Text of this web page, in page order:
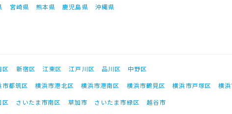
宮崎県 熊本県 鹿児島県 沖縄県
区 新宿区 江東区 江戸川区 品川区
中野区
市都筑区 横浜市港北区 横浜市港南区 横浜市鶴見区 横浜市戸塚区
横
区 さいたま市南区 草加市 さいたま市緑区
越谷市